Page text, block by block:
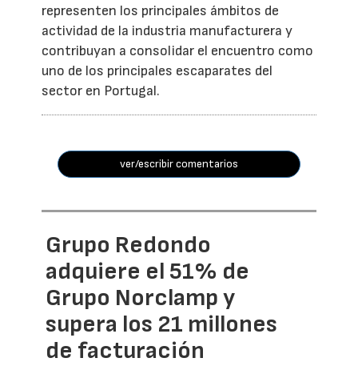
representen los principales ámbitos de
actividad de la industria manufacturera y
contribuyan a consolidar el encuentro como
uno de los principales escaparates del
sector en Portugal.
ver/escribir comentarios
Grupo Redondo
adquiere el 51% de
Grupo Norclamp y
supera los 21 millones
de facturación